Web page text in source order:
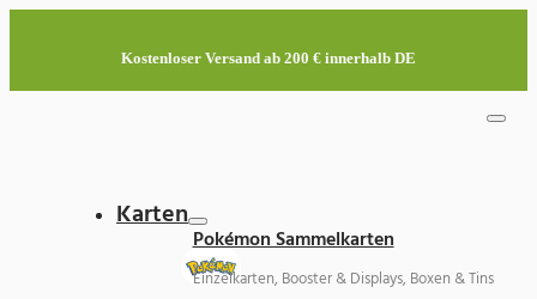
Kostenloser Versand ab 200 € innerhalb DE
Karten
Pokémon Sammelkarten
Einzelkarten, Booster & Displays, Boxen & Tins